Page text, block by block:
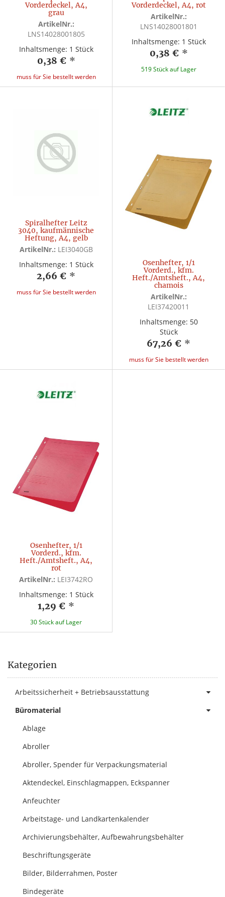
Vorderdeckel, A4,
grau
ArtikelNr.:
LNS14028001805
Inhaltsmenge: 1 Stück
0,38 € *
muss für Sie bestellt werden
Vorderdeckel, A4, rot
ArtikelNr.:
LNS14028001801
Inhaltsmenge: 1 Stück
0,38 € *
519 Stück auf Lager
Spiralhefter Leitz
3040, kaufmännische
Heftung, A4, gelb
ArtikelNr.: LEI3040GB
Inhaltsmenge: 1 Stück
2,66 € *
muss für Sie bestellt werden
Ösenhefter, 1/1
Vorderd., kfm.
Heft./Amtsheft., A4,
chamois
ArtikelNr.:
LEI37420011
Inhaltsmenge: 50
Stück
67,26 € *
muss für Sie bestellt werden
Ösenhefter, 1/1
Vorderd., kfm.
Heft./Amtsheft., A4,
rot
ArtikelNr.: LEI3742RO
Inhaltsmenge: 1 Stück
1,29 € *
30 Stück auf Lager
Kategorien
Arbeitssicherheit + Betriebsausstattung
Büromaterial
Ablage
Abroller
Abroller, Spender für Verpackungsmaterial
Aktendeckel, Einschlagmappen, Eckspanner
Anfeuchter
Arbeitstage- und Landkartenkalender
Archivierungsbehälter, Aufbewahrungsbehälter
Beschriftungsgeräte
Bilder, Bilderrahmen, Poster
Bindegeräte